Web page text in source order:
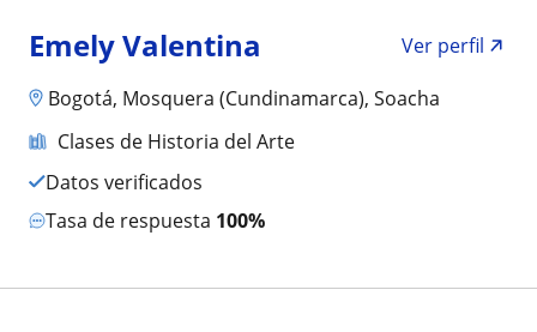
Emely Valentina
Ver perfil
Bogotá, Mosquera (Cundinamarca), Soacha
Clases de Historia del Arte
Datos verificados
Tasa de respuesta 100%